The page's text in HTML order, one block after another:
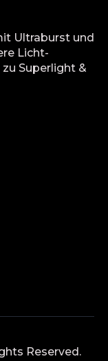
Ultraburst und
Licht-
Superlight &
Reserved.